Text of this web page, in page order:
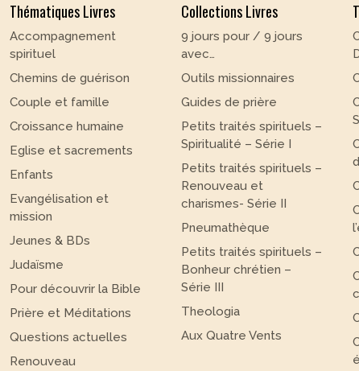
Thématiques Livres
Accompagnement
spirituel
Chemins de guérison
Couple et famille
Croissance humaine
Eglise et sacrements
Enfants
Evangélisation et
mission
Jeunes & BDs
Judaïsme
Pour découvrir la Bible
Prière et Méditations
Questions actuelles
Renouveau
Collections Livres
9 jours pour / 9 jours
avec…
Outils missionnaires
Guides de prière
Petits traités spirituels –
Spiritualité – Série I
Petits traités spirituels –
Renouveau et
charismes- Série II
Pneumathèque
Petits traités spirituels –
Bonheur chrétien –
Série III
Theologia
Aux Quatre Vents